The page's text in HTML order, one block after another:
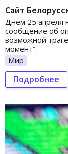
Сайт
Днем 25 апреля
сообщение об
возможной
момент”.
Мир
Подробнее